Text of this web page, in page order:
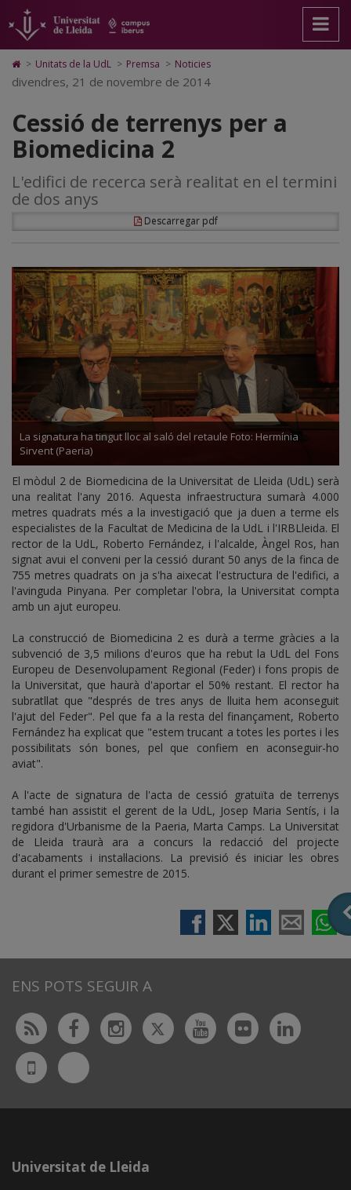
Cessió
de
terrenys
per
Biomedicina
pàgina
principal.
Universitat
Lleida
contingut
principal
Mapa
Web.
Universitat
Cerca
Accessibilitat.
Universitat
Lleida
Icono
de
Home
ir
a
la
página
inicio
> Unitats de la UdL > Premsa > Noticies
divendres, 21 de novembre de 2014
Cessió de terrenys per a
Biomedicina 2
L'edifici de recerca serà realitat en el termini
de dos anys
Descarregar pdf
La signatura ha tingut lloc al saló del retaule Foto: Hermínia
Sirvent (Paeria)
El mòdul 2 de Biomedicina de la Universitat de Lleida (UdL) serà
una realitat l'any 2016. Aquesta infraestructura sumarà 4.000
metres quadrats més a la investigació que ja duen a terme els
especialistes de la Facultat de Medicina de la UdL i l'IRBLleida. El
rector de la UdL, Roberto Fernández, i l'alcalde, Àngel Ros, han
signat avui el conveni per la cessió durant 50 anys de la finca de
755 metres quadrats on ja s'ha aixecat l'estructura de l'edifici, a
l'avinguda Pinyana. Per completar l'obra, la Universitat compta
amb un ajut europeu.
La construcció de Biomedicina 2 es durà a terme gràcies a la
subvenció de 3,5 milions d'euros que ha rebut la UdL del Fons
Europeu de Desenvolupament Regional (Feder) i fons propis de
la Universitat, que haurà d'aportar el 50% restant. El rector ha
subratllat que "després de tres anys de lluita hem aconseguit
l'ajut del Feder". Pel que fa a la resta del finançament, Roberto
Fernández ha explicat que "estem trucant a totes les portes i les
possibilitats són bones, pel que confiem en aconseguir-ho
aviat".
A l'acte de signatura de l'acta de cessió gratuïta de terrenys
també han assistit el gerent de la UdL, Josep Maria Sentís, i la
regidora d'Urbanisme de la Paeria, Marta Camps. La Universitat
de Lleida traurà ara a concurs la redacció del projecte
d'acabaments i instal·lacions. La previsió és iniciar les obres
durant el primer semestre de 2015.
ENS POTS SEGUIR A
Rss FacebookInstagram
TwitterYoutubeFlickr
UdL
App
Bluesky
Universitat de Lleida